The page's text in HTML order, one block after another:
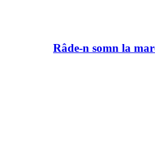
Râde-n somn la